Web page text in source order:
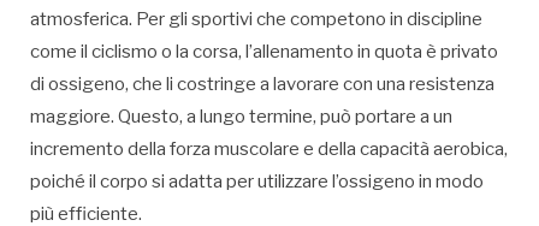
atmosferica. Per gli sportivi che competono in discipline
come il ciclismo o la corsa, l’allenamento in quota è privato
di ossigeno, che li costringe a lavorare con una resistenza
maggiore. Questo, a lungo termine, può portare a un
incremento della forza muscolare e della capacità aerobica,
poiché il corpo si adatta per utilizzare l’ossigeno in modo
più efficiente.